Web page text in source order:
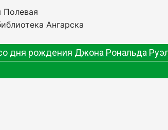
Полевая
Ангарска
дня рождения Джона Рональда